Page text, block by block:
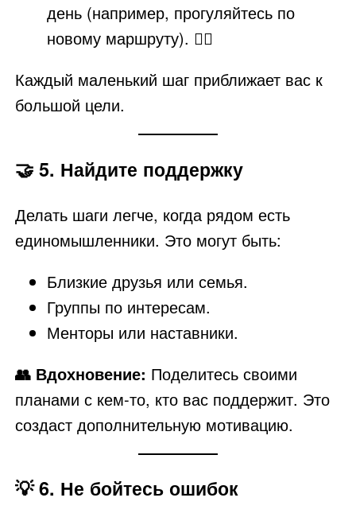
день (например, прогуляйтесь по
новому маршруту). 🚶‍♂️
Каждый маленький шаг приближает вас к
большой цели.
🤝 5. Найдите поддержку
Делать шаги легче, когда рядом есть
единомышленники. Это могут быть:
Близкие друзья или семья.
Группы по интересам.
Менторы или наставники.
👥 Вдохновение: Поделитесь своими
планами с кем-то, кто вас поддержит. Это
создаст дополнительную мотивацию.
💡6. Не бойтесь ошибок